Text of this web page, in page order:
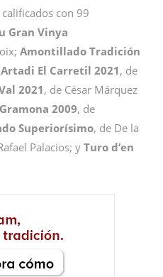
con 99
Gran Vinya
Amontillado Tradición
Artadi El Carretil 2021 , de
2021 , de César Márquez
2009, de
Superiorísimo, de De la
Palacios; y Turo d’en